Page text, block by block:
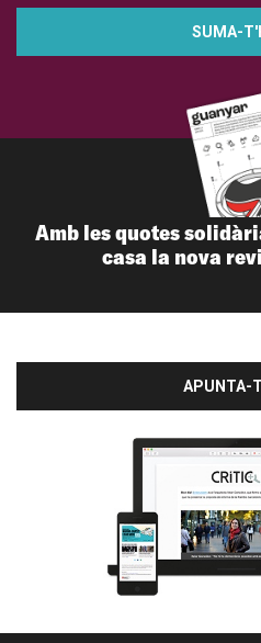
SUMA-
Amb les quotes
casa la nova
APUNTA-